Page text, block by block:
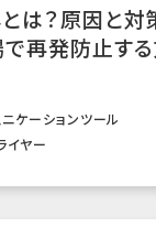
は？原因と
で再発防止す
ケーションツール
イヤー